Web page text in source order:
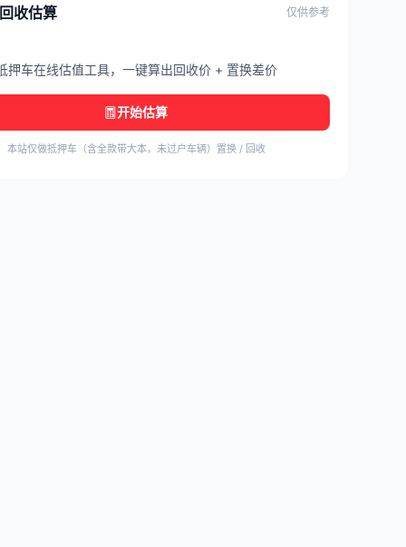
收估算 仅供参考
押车在线估值工具，一键算出回收价 + 置换差价
开始估算
本站仅做抵押车（含全款带大本，未过户车辆）置换 / 回收